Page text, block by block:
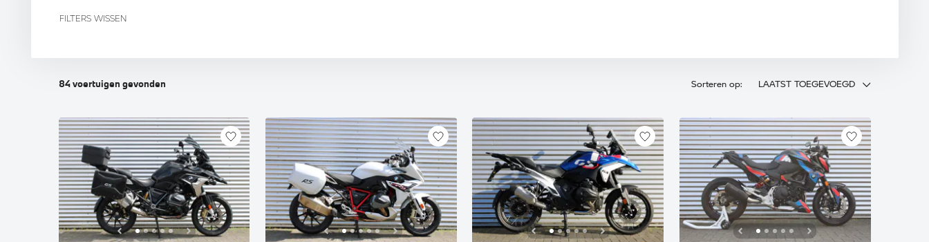
F 900 GS
R 12 G/S
FILTERS WISSEN
84voertuigen gevonden Sorteren op: LAATST TOEGEVOEGD